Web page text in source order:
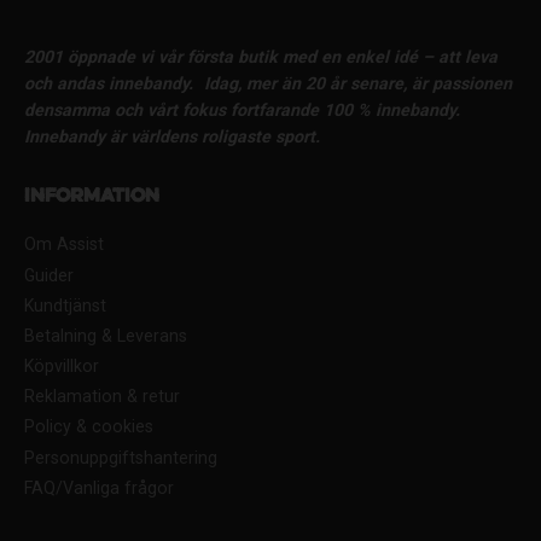
2001 öppnade vi vår första butik med en enkel idé – att leva
och andas innebandy.
Idag, mer än 20 år senare, är passionen
densamma och vårt fokus fortfarande 100 % innebandy.
Innebandy är världens roligaste sport.
Information
Om Assist
Guider
Kundtjänst
Betalning & Leverans
Köpvillkor
Reklamation & retur
Policy & cookies
Personuppgiftshantering
FAQ/Vanliga frågor